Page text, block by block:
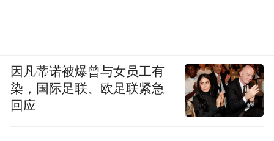
历史川流不息，精神代代相传。如今的竹镇
派出所继承发扬70多年前新四军在竹镇时期
“东西不还不走、水缸不满不走、地不打扫不
因凡蒂诺被爆曾与女员工有
染，国际足联、欧足联紧急
回应